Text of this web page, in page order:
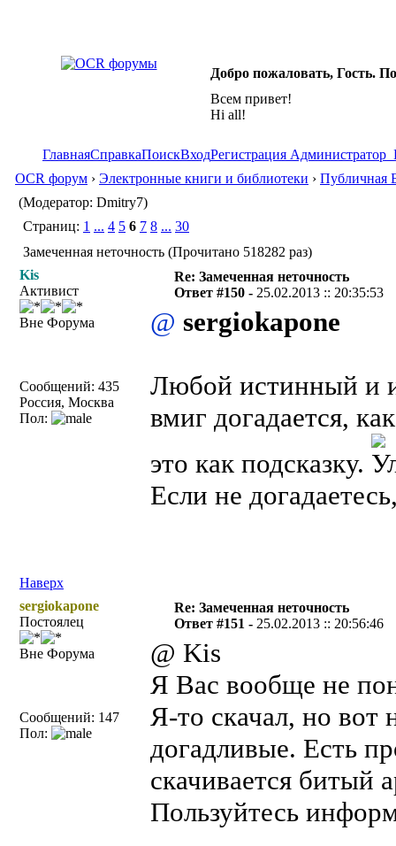
Добро пожаловать, Гость.
Всем привет!
Hi all!
ГлавнаяСправкаПоискВходРегистрация Администратор
OCR форум › Электронные книги и библиотеки › Публичная
(Модератор: Dmitry7)
Страниц: 1 ... 4 5 6 7 8 ... 30
Замеченная неточность (Прочитано 518282 раз)
Kis
Активист
Вне Форума
Сообщений: 435
Россия, Москва
Пол:
Re: Замеченная неточность
Ответ #150 - 25.02.2013 :: 20:35:53
@ sergiokapone
Любой истинный и
вмиг догадается,
это как подсказку.
Если не
Наверх
sergiokapone
Постоялец
Вне Форума
Сообщений: 147
Пол:
Re: Замеченная неточность
Ответ #151 - 25.02.2013 :: 20:56:46
@ Kis
Я Вас вообще не
Я-то скачал, но вот
догадливые. Есть
скачивается битый
Пользуйтесь